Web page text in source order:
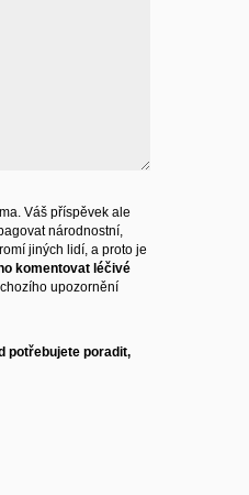
Váš příspěvek ale
národnostní,
jiných lidí, a proto je
komentovat léčivé
upozornění
potřebujete poradit,